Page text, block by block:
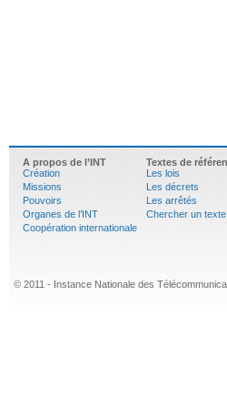
A propos de l’INT
Création
Missions
Pouvoirs
Organes de l’INT
Coopération internationale
Textes de
Les lois
Les décrets
Les arrêtés
Chercher un texte
© 2011 - Instance Nationale des